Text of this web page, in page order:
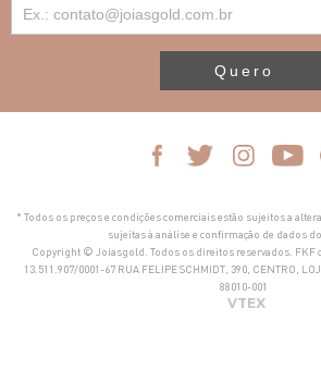
Quero
* Todos os preços e condições comerciais estão sujeitos a
sujeitas à análise e confirmação de dados
Copyright © Joiasgold. Todos os direitos reservados. FKF
13.511.907/0001-67 RUA FELIPE SCHMIDT, 390, CENTRO,
88010-001
VTEX